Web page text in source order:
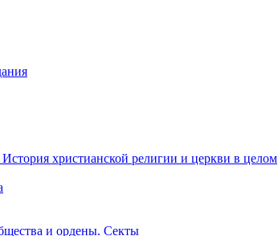
христианской религии и церкви в целом
и ордены. Секты